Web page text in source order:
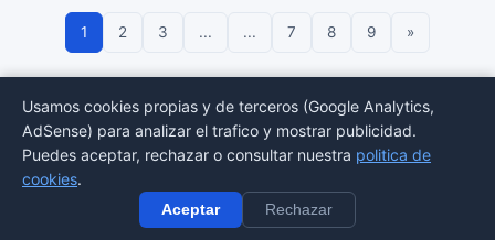
1 2 3 ... ... 7 8 9 »
© 2026 BORMEDirectorio — Datos publicos del Registro Mercantil
Provincias
legal
Usamos cookies propias y de terceros (Google Analytics,
AdSense) para analizar el trafico y mostrar publicidad.
Puedes aceptar, rechazar o consultar nuestra politica de
cookies.
Aceptar Rechazar